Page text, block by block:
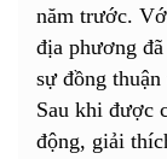
năm trước.
địa phương
sự đồng
Sau khi được
động, giải